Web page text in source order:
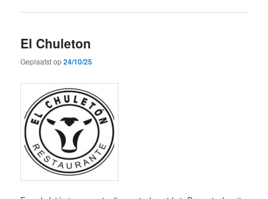
El Chuleton
Geplaatst op24/10/25